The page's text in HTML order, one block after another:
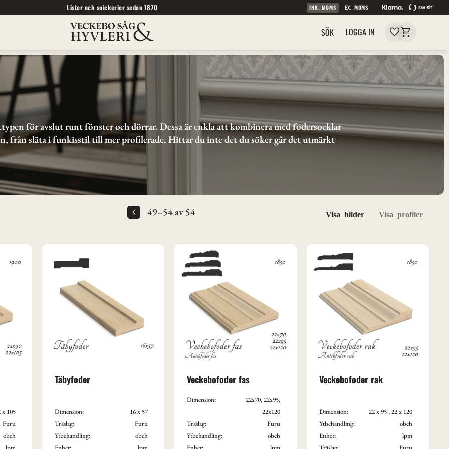
Lister och snickerier sedan 1870 INK. MOMS EX. MOMS
SÖK LOGGA IN
Favoriter
för avslut runt fönster och dörrar. Dessa är enkla att kombinera med fodersocklar
från släta i funkisstil till mer profilerade. Hittar du inte det du söker går det utmärkt
49–54av 54
x 105
Furu
obeh
Täbyfoder
Dimension:
16 x 57
Träslag:
Furu
Ytbehandling:
obeh
Veckebofoder fas
Dimension:
22x70, 22x95,
22x120
Träslag:
Furu
Ytbehandling:
obeh
Veckebofoder rak
Dimension:
22 x 95 , 22 x 120
Ytbehandling:
obeh
Enhet:
lpm